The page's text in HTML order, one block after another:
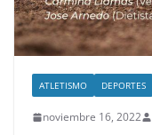
ATLETISMO DEPORTES
noviembre 16, 2022